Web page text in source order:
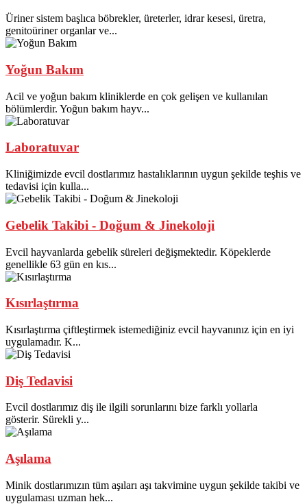
Üriner sistem başlıca böbrekler, üreterler, idrar kesesi, üretra,
genitoüriner organlar ve...
Yoğun Bakım
Acil ve yoğun bakım kliniklerde en çok gelişen ve kullanılan
bölümlerdir. Yoğun bakım hayv...
Laboratuvar
Kliniğimizde evcil dostlarımız hastalıklarının uygun şekilde teşhis ve
tedavisi için kulla...
Gebelik Takibi - Doğum & Jinekoloji
Evcil hayvanlarda gebelik süreleri değişmektedir. Köpeklerde
genellikle 63 gün en kıs...
Kısırlaştırma
Kısırlaştırma çiftleştirmek istemediğiniz evcil hayvanınız için en iyi
uygulamadır. K...
Diş Tedavisi
Evcil dostlarımız diş ile ilgili sorunlarını bize farklı yollarla
gösterir. Sürekli y...
Aşılama
Minik dostlarımızın tüm aşıları aşı takvimine uygun şekilde takibi ve
uygulaması uzman hek...